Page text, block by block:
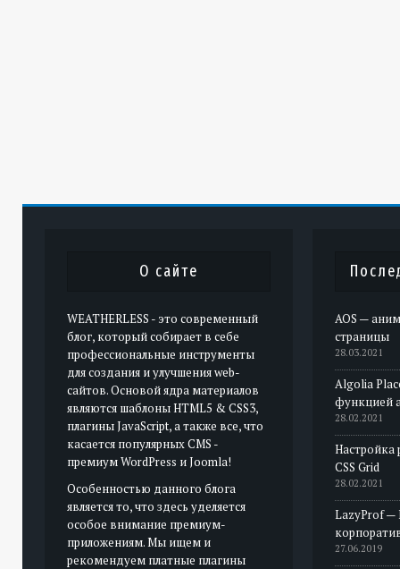
О сайте
WEATHERLESS - это современный
блог, который собирает в себе
профессиональные инструменты
для создания и улучшения web-
сайтов. Основой ядра материалов
являются шаблоны HTML5 & CSS3,
плагины JavaScript, а также все, что
касается популярных CMS -
премиум WordPress и Joomla!
Особенностью данного блога
является то, что здесь уделяется
особое внимание премиум-
приложениям. Мы ищем и
рекомендуем платные плагины
AOS —
страницы
28.03.2021
Algolia
функцией
28.02.2021
Настройка
CSS Grid
28.02.2021
LazyProf —
27.06.2019